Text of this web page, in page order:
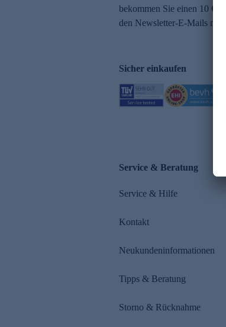
bekommen Sie einen 10 €
den Newsletter-E-Mails
Sicher einkaufen
Service & Beratung
Service & Hilfe
Kontakt
Neukundeninformationen
Tipps & Beratung
Storno & Rücknahme